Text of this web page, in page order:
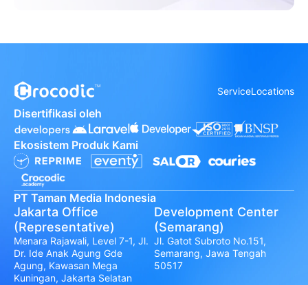
ServiceLocations
Disertifikasi oleh
Ekosistem Produk Kami
PT Taman Media Indonesia
Jakarta Office
(Representative)
Menara Rajawali, Level 7-1, Jl.
Dr. Ide Anak Agung Gde
Agung, Kawasan Mega
Kuningan, Jakarta Selatan
Development Center
(Semarang)
Jl. Gatot Subroto No.151,
Semarang, Jawa Tengah
50517